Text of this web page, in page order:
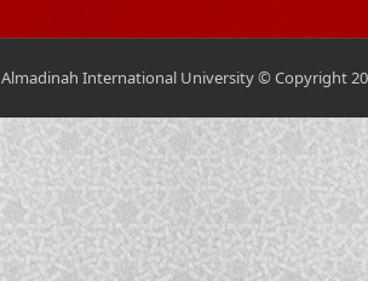
Almadinah International University © Copyright